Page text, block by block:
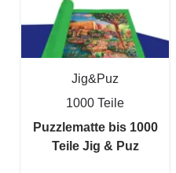
Jig&Puz
1000 Teile
Puzzlematte bis 1000
Teile Jig & Puz